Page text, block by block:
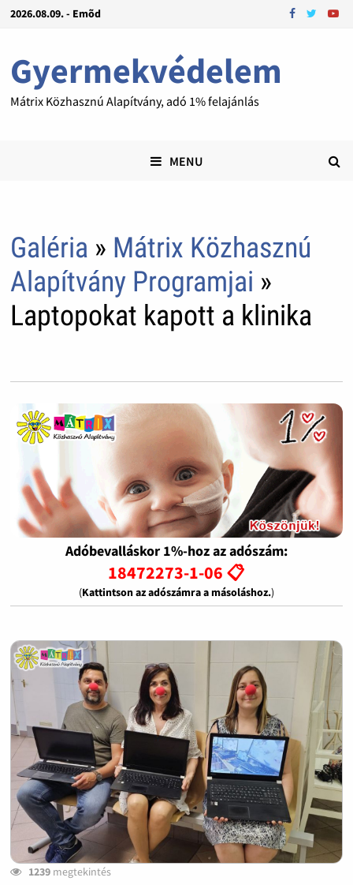
2026.08.09. - Emõd
Gyermekvédelem
Mátrix Közhasznú Alapítvány, adó 1% felajánlás
MENU
Galéria » Mátrix Közhasznú
Alapítvány Programjai »
Laptopokat kapott a klinika
Adóbevalláskor 1%-hoz az adószám:
18472273-1-06 📋
(Kattintson az adószámra a másoláshoz.)
1239megtekintés